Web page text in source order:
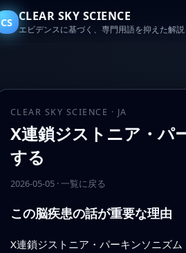
CS CLEAR SKY SCIENCE
エビデンスに基づく、専門用語を抑えた解説
CLEAR SKY SCIENCE · JA
X連鎖ジストニア・パ
する
2026-05-05· 一覧に戻る
この脳疾患の話が重要な理由
X連鎖ジストニア・パーキンソニズ